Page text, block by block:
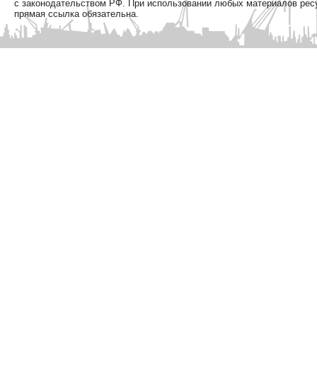
с законодательством РФ. При использовании любых материалов
прямая ссылка обязательна.